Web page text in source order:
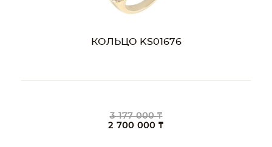
КОЛЬЦО KS01676
3 177 000 ₸
2 700 000 ₸